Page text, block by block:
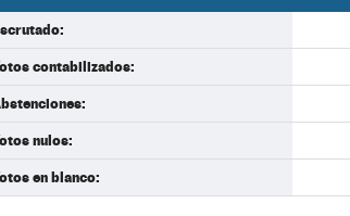
contabilizados:
nulos:
en blanco: